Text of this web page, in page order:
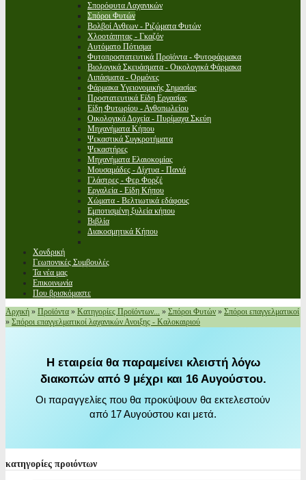
Σπορόφυτα Λαχανικών
Σπόροι Φυτών
Βολβοί Ανθεων - Ριζώματα Φυτών
Χλοοτάπητας - Γκαζόν
Αυτόματο Πότισμα
Φυτοπροστατευτικά Προϊόντα - Φυτοφάρμακα
Βιολογικά Σκευάσματα - Οικολογικά Φάρμακα
Λιπάσματα - Ορμόνες
Φάρμακα Υγειονομικής Σημασίας
Προστατευτικά Είδη Εργασίας
Είδη Φυτωρίου - Ανθοπωλείου
Οικολογικά Δοχεία - Πυρίμαχα Σκεύη
Μηχανήματα Κήπου
Ψεκαστικά Συγκροτήματα
Ψεκαστήρες
Μηχανήματα Ελαιοκομίας
Μουσαμάδες - Δίχτυα - Πανιά
Γλάστρες - Φερ Φορζέ
Εργαλεία - Είδη Κήπου
Χώματα - Βελτιωτικά εδάφους
Εμποτισμένη ξυλεία κήπου
Βιβλία
Διακοσμητικά Κήπου
Χονδρική
Γεωπονικές Συμβουλές
Τα νέα μας
Επικοινωνία
Που βρισκόμαστε
Αρχική » Προϊόντα » Κατηγορίες Προϊόντων... » Σπόροι Φυτών » Σπόροι επαγγελματικοί
» Σπόροι επαγγελματικοί λαχανικών Ανοιξης - Καλοκαιριού
Η εταιρεία θα παραμείνει κλειστή λόγω
διακοπών από 9 μέχρι και 16 Αυγούστου.
Οι παραγγελίες που θα προκύψουν θα εκτελεστούν
από 17 Αυγούστου και μετά.
κατηγορίες προιόντων